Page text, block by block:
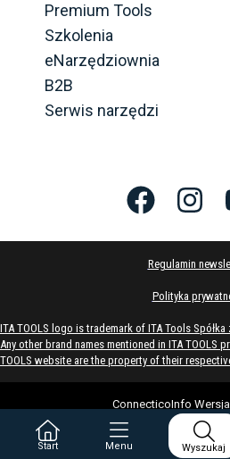
Premium Tools
Szkolenia
eNarzędziownia
B2B
Serwis narzędzi
Regulamin
Polityka
ITA TOOLS logo is trademark of ITA Tools
Any other brand names mentioned in ITA TOOLS
TOOLS website are the property of their
ConnecticoInfo Wersja
Start Menu Wyszukaj